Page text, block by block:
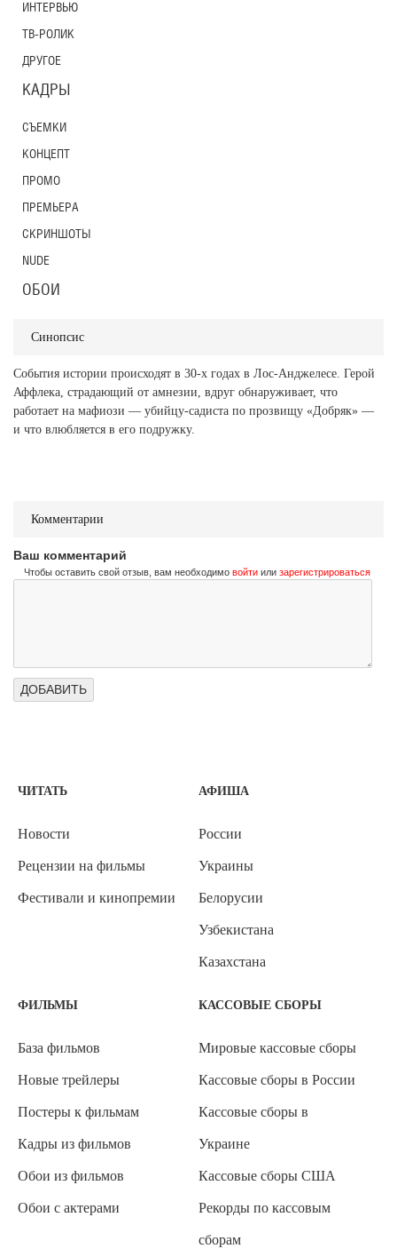
Синопсис
События истории происходят в 30-х годах в Лос-Анджелесе. Герой
Аффлека, страдающий от амнезии, вдруг обнаруживает, что
работает на мафиози — убийцу-садиста по прозвищу «Добряк» —
и что влюбляется в его подружку.
Комментарии
Ваш комментарий
Чтобы оставить свой отзыв, вам необходимо войти или зарегистрироваться
ИНТЕРВЬЮ
ТВ-РОЛИК
ДРУГОЕ
КАДРЫ
СЪЕМКИ
КОНЦЕПТ
ПРОМО
ПРЕМЬЕРА
СКРИНШОТЫ
NUDE
ОБОИ
ЧИТАТЬ
Новости
Рецензии на фильмы
Фестивали и кинопремии
АФИША
России
Украины
Белорусии
Узбекистана
Казахстана
ФИЛЬМЫ
База фильмов
Новые трейлеры
Постеры к фильмам
Кадры из фильмов
Обои из фильмов
Обои с актерами
КАССОВЫЕ СБОРЫ
Мировые кассовые сборы
Кассовые сборы в России
Кассовые сборы в
Украине
Кассовые сборы США
Рекорды по кассовым
сборам